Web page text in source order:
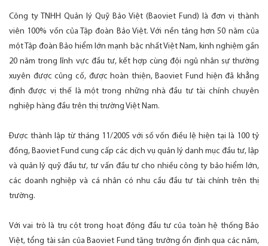
Công ty TNHH Quản lý Quỹ Bảo Việt (Baoviet Fund) là đơn vị thành
viên 100% vốn của Tập đoàn Bảo Việt. Với nền tảng hơn 50 năm của
một Tập đoàn Bảo hiểm lớn mạnh bậc nhất Việt Nam, kinh nghiệm gần
20 năm trong lĩnh vực đầu tư, kết hợp cùng đội ngũ nhân sự thường
xuyên được củng cố, được hoàn thiện, Baoviet Fund hiện đã khẳng
định được vị thế là một trong những nhà đầu tư tài chính chuyên
nghiệp hàng đầu trên thị trường Việt Nam.
Được thành lập từ tháng 11/2005 với số vốn điều lệ hiện tại là 100 tỷ
đồng, Baoviet Fund cung cấp các dịch vụ quản lý danh mục đầu tư, lập
và quản lý quỹ đầu tư, tư vấn đầu tư cho nhiều công ty bảo hiểm lớn,
các doanh nghiệp và cá nhân có nhu cầu đầu tư tài chính trên thị
trường.
Với vai trò là trụ cột trong hoạt động đầu tư của toàn hệ thống Bảo
Việt, tổng tài sản của Baoviet Fund tăng trưởng ổn định qua các năm,